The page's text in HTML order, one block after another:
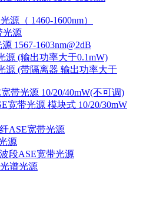
源（ 1460-1600nm）
光源
1567-1603nm@2dB
源 (输出功率大于0.1mW)
源 (带隔离器 输出功率大于
带光源 10/20/40mW(不可调)
宽带光源 模块式 10/20/30mW
ASE宽带光源
源
段ASE宽带光源
谱光源